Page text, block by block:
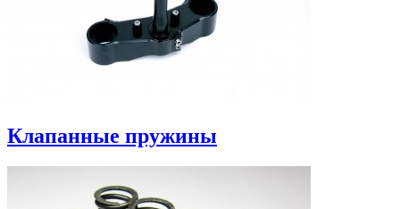
Клапанные пружины